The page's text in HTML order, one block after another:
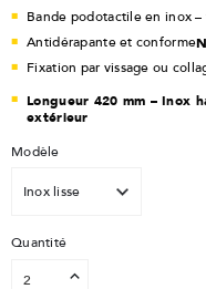
Bande podotactile en inox
Antidérapante et conforme
Fixation par vissage ou
Longueur 420 mm – Inox
extérieur
Modèle
Quantité